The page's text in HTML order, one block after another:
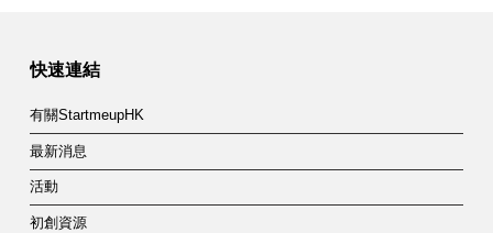
快速連結
有關StartmeupHK
最新消息
活動
初創資源